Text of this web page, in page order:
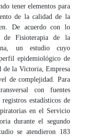
tener elementos para
de la calidad de la
De acuerdo con lo
de Fisioterapia de la
un estudio cuyo
epidemiológico de
de la Victoria, Empresa
de complejidad. Para
con fuentes
estadísticos de
en el Servicio
durante el segundo
se atendieron 183